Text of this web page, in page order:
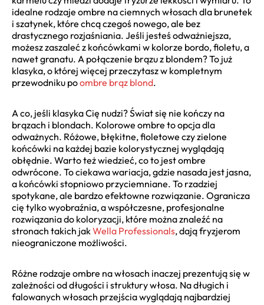
idealne rodzaje ombre na ciemnych włosach dla brunetek
i szatynek, które chcą czegoś nowego, ale bez
drastycznego rozjaśniania. Jeśli jesteś odważniejsza,
możesz zaszaleć z końcówkami w kolorze bordo, fioletu, a
nawet granatu. A połączenie brązu z blondem? To już
klasyka, o której więcej przeczytasz w kompletnym
przewodniku poombre brąz blond.
A co, jeśli klasyka Cię nudzi? Świat się nie kończy na
brązach i blondach. Kolorowe ombre to opcja dla
odważnych. Różowe, błękitne, fioletowe czy zielone
końcówki na każdej bazie kolorystycznej wyglądają
obłędnie. Warto też wiedzieć, co to jest ombre
odwrócone. To ciekawa wariacja, gdzie nasada jest jasna,
a końcówki stopniowo przyciemniane. To rzadziej
spotykane, ale bardzo efektowne rozwiązanie. Ogranicza
cię tylko wyobraźnia, a współczesne, profesjonalne
rozwiązania do koloryzacji, które można znaleźć na
stronach takich jakWella Professionals, dają fryzjerom
nieograniczone możliwości.
Różne rodzaje ombre na włosach inaczej prezentują się w
zależności od długości i struktury włosa. Na długich i
falowanych włosach przejścia wyglądają najbardziej